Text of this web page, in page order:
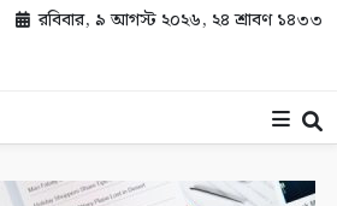
রবিবার, ৯ আগস্ট ২০২৬, ২৪ শ্রাবণ ১৪৩৩